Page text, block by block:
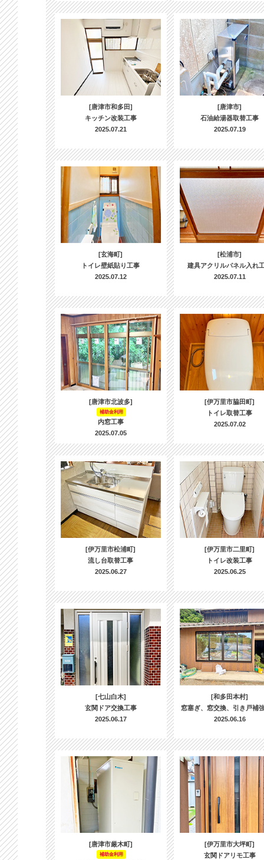
[唐津市和多田]
キッチン改装工事
2025.07.21
[唐津市]
石油給湯器取替工事
2025.07.19
[玄海町]
トイレ壁紙貼り工事
2025.07.12
[松浦市]
建具アクリルパネル入れ
2025.07.11
[唐津市北波多]
補助金利用
内窓工事
2025.07.05
[伊万里市脇田町]
トイレ取替工事
2025.07.02
[伊万里市松浦町]
流し台取替工事
2025.06.27
[伊万里市二里町]
トイレ改装工事
2025.06.25
[七山白木]
玄関ドア交換工事
2025.06.17
[和多田本村]
窓塞ぎ、窓交換、引き戸補
2025.06.16
[唐津市厳木町]
補助金利用
[伊万里市大坪町]
玄関ドアリモ工事